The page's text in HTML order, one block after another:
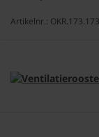
Artikelnr.: